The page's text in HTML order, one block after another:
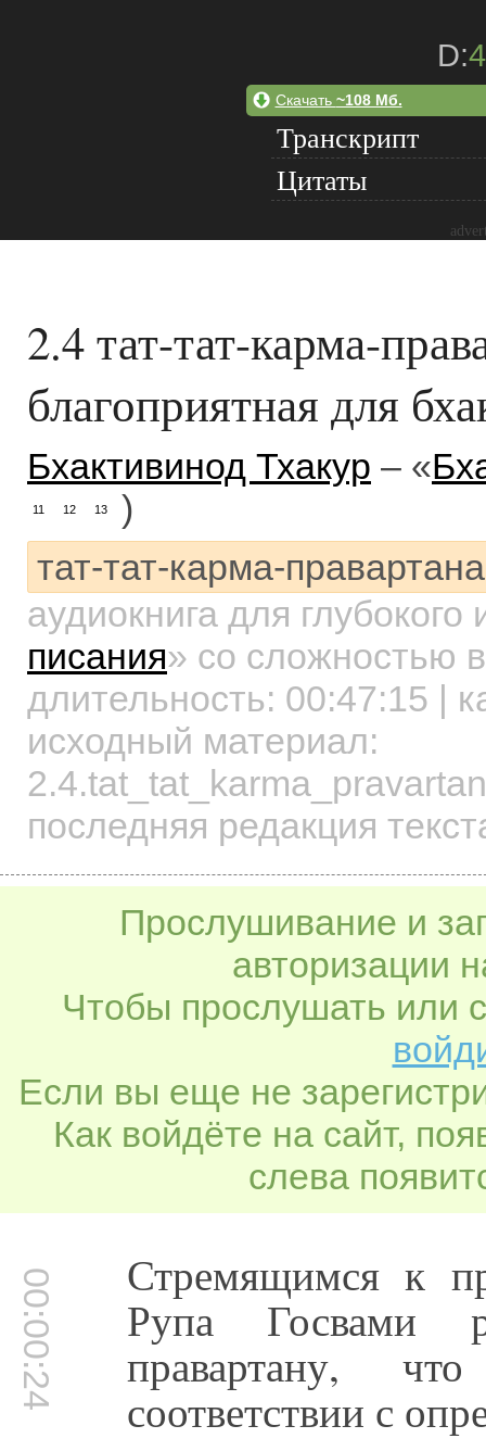
D:
Скачать ~108 Мб.
Транскрипт
Цитаты
2.4 тат-тат-карма-
благоприятная для
Бхактивинод Тхакур – «
11 12 13
)
тат-тат-карма-правартана
аудиокнига для
писания» со сложностью
длительность: 00:47:15 |
исходный материал:
последняя редакция
Прослушивание и
авторизации
Чтобы прослушать или
Если вы еще не
Как войдёте на сайт,
слева
00:00:24 Стремящимся к
Рупа Госвами
правартану,
соответствии с